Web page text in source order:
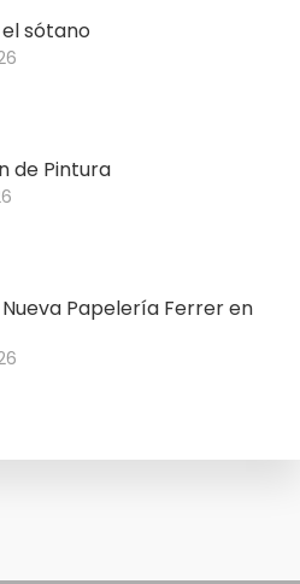
sótano
de Pintura
Papelería Ferrer en